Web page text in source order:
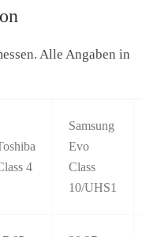
Alle Angaben in
4
Samsung
Evo
Class
10/UHS1